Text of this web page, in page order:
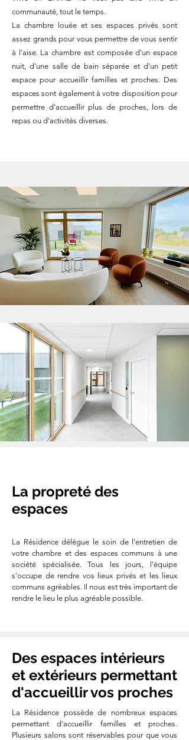
communauté, tout le temps.
La chambre louée et ses espaces privés sont
assez grands pour vous permettre de vous sentir
à l'aise. La chambre est composée d'un espace
nuit, d'une salle de bain séparée et d'un petit
espace pour accueillir familles et proches. Des
espaces sont également à votre disposition pour
permettre d'accueillir plus de proches, lors de
repas ou d'activités diverses.
La propreté des
espaces
La Résidence délègue le soin de l'entretien de
votre chambre et des espaces communs à une
société spécialisée. Tous les jours, l'équipe
s'occupe de rendre vos lieux privés et les lieux
communs agréables. Il nous est très important de
rendre le lieu le plus agréable possible.
Des espaces intérieurs
et extérieurs permettant
d'accueillir vos proches
La Résidence possède de nombreux espaces
permettant d'accueillir familles et proches.
Plusieurs salons sont réservables pour que vous